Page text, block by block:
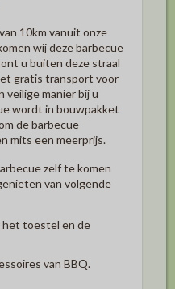
10km vanuit onze
wij deze barbecue
u buiten deze straal
gratis transport voor
veilige manier bij u
wordt in bouwpakket
de barbecue
mits een meerprijs.
zelf te komen
van volgende
het toestel en de
van BBQ.